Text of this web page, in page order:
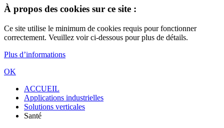
À propos des cookies sur ce site :
Ce site utilise le minimum de cookies requis pour fonctionner
correctement. Veuillez voir ci-dessous pour plus de détails.
Plus d’informations
OK
ACCUEIL
Applications industrielles
Solutions verticales
Santé